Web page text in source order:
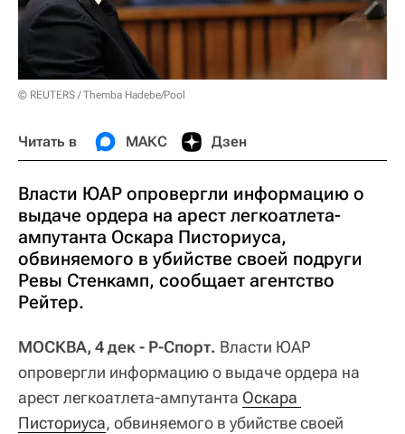
© REUTERS / Themba Hadebe/Pool
Читать в МАКС Дзен
Власти ЮАР опровергли информацию о
выдаче ордера на арест легкоатлета-
ампутанта Оскара Писториуса,
обвиняемого в убийстве своей подруги
Ревы Стенкамп, сообщает агентство
Рейтер.
МОСКВА, 4 дек - Р-Спорт. Власти ЮАР
опровергли информацию о выдаче ордера на
арест легкоатлета-ампутанта Оскара
Писториуса, обвиняемого в убийстве своей